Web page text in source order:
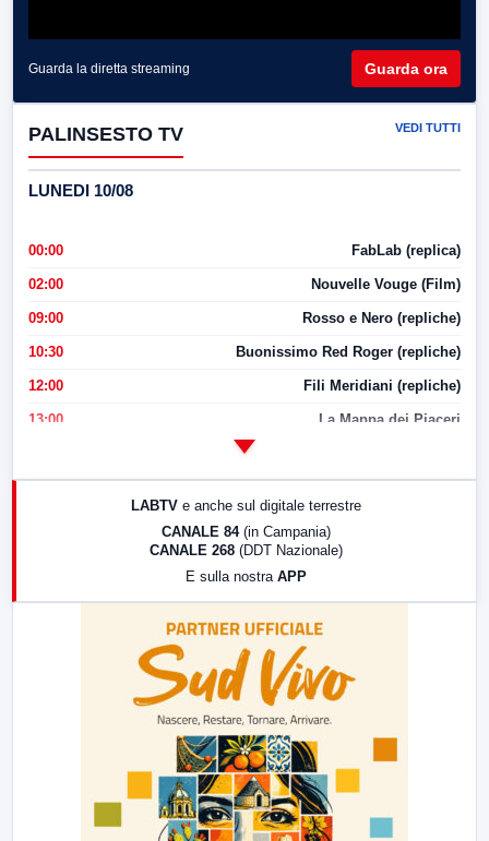
Guarda la diretta streaming Guarda ora
PALINSESTO TV VEDI TUTTI
LUNEDI 10/08
00:00 FabLab (replica)
02:00 Nouvelle Vouge (Film)
09:00 Rosso e Nero (repliche)
10:30 Buonissimo Red Roger (repliche)
12:00 Fili Meridiani (repliche)
13:00 La Mappa dei Piaceri
LABTV e anche sul digitale terrestre
CANALE 84 (in Campania)
CANALE 268 (DDT Nazionale)
E sulla nostra APP